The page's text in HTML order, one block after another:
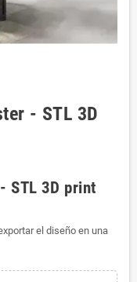
- STL 3D
STL 3D print
el diseño en una